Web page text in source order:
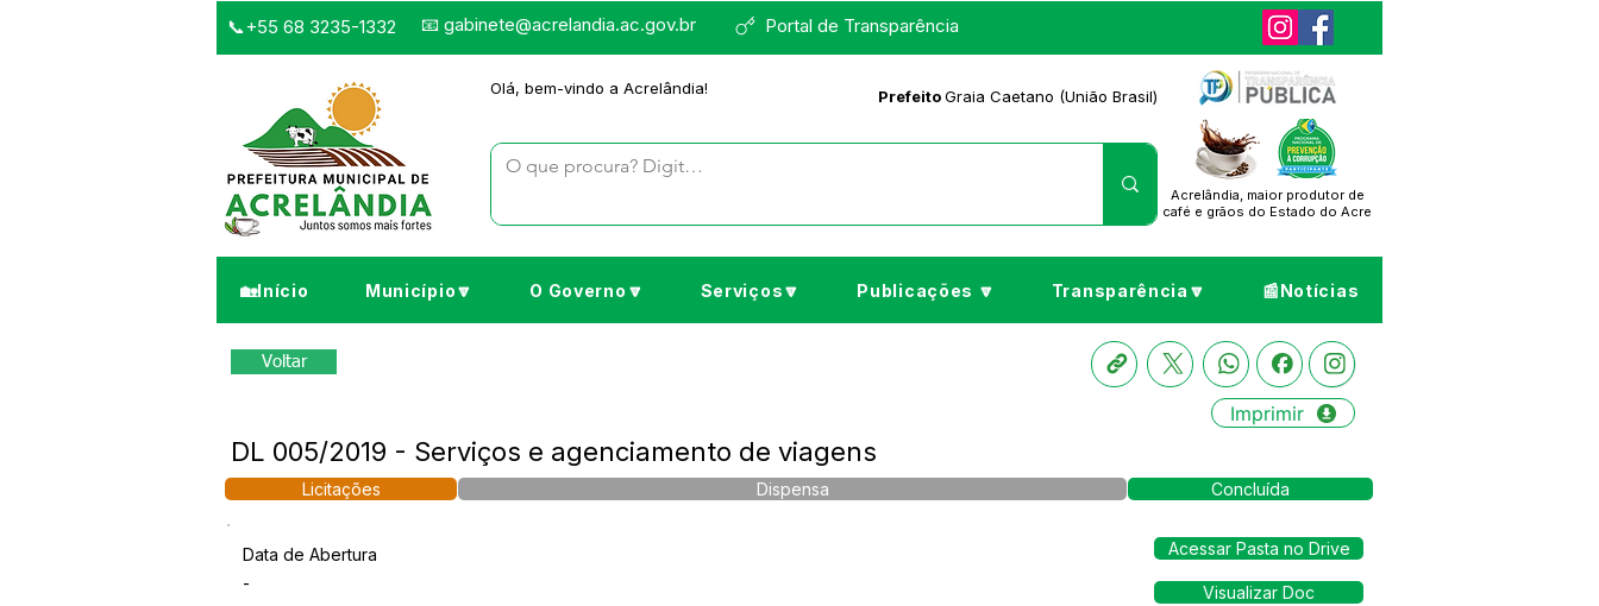
Portal de Transparência
📞+55 68 3235-1332 📧 gabinete@acrelandia.ac.gov.br
Olá, bem-vindo a Acrelândia! PrefeitoGraia Caetano (União Brasil)
Acrelândia, maior produtor de
café e grãos do Estado do Acre
🏡Início Município🔽 O Governo🔽 Serviços🔽 Publicações 🔽 Transparência🔽 📰Notícias
Voltar
Imprimir
DL 005/2019 - Serviços e agenciamento de viagens
Licitações Dispensa Concluída
Data de Abertura
-
Acessar Pasta no Drive
Visualizar Doc